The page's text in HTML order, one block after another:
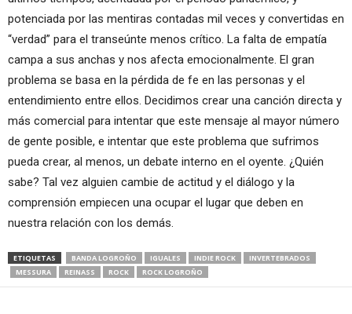
potenciada por las mentiras contadas mil veces y convertidas en
“verdad” para el transeúnte menos crítico. La falta de empatía
campa a sus anchas y nos afecta emocionalmente. El gran
problema se basa en la pérdida de fe en las personas y el
entendimiento entre ellos. Decidimos crear una canción directa y
más comercial para intentar que este mensaje al mayor número
de gente posible, e intentar que este problema que sufrimos
pueda crear, al menos, un debate interno en el oyente. ¿Quién
sabe? Tal vez alguien cambie de actitud y el diálogo y la
comprensión empiecen una ocupar el lugar que deben en
nuestra relación con los demás.
ETIQUETAS BANDA LOGROÑO IGUALES INDIE ROCK
INVERTEBRADOS
MESSURA
REINASS ROCK ROCK LOGROÑO